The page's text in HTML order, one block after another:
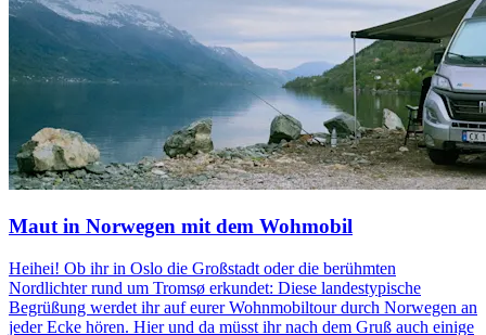
Maut in Norwegen mit dem Wohmobil
Heihei! Ob ihr in Oslo die Großstadt oder die berühmten
Nordlichter rund um Tromsø erkundet: Diese landestypische
Begrüßung werdet ihr auf eurer Wohnmobiltour durch Norwegen an
jeder Ecke hören. Hier und da müsst ihr nach dem Gruß auch einige